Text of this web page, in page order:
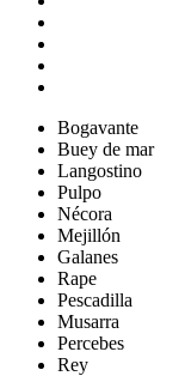
Bogavante
Buey de mar
Langostino
Pulpo
Nécora
Mejillón
Galanes
Rape
Pescadilla
Musarra
Percebes
Rey